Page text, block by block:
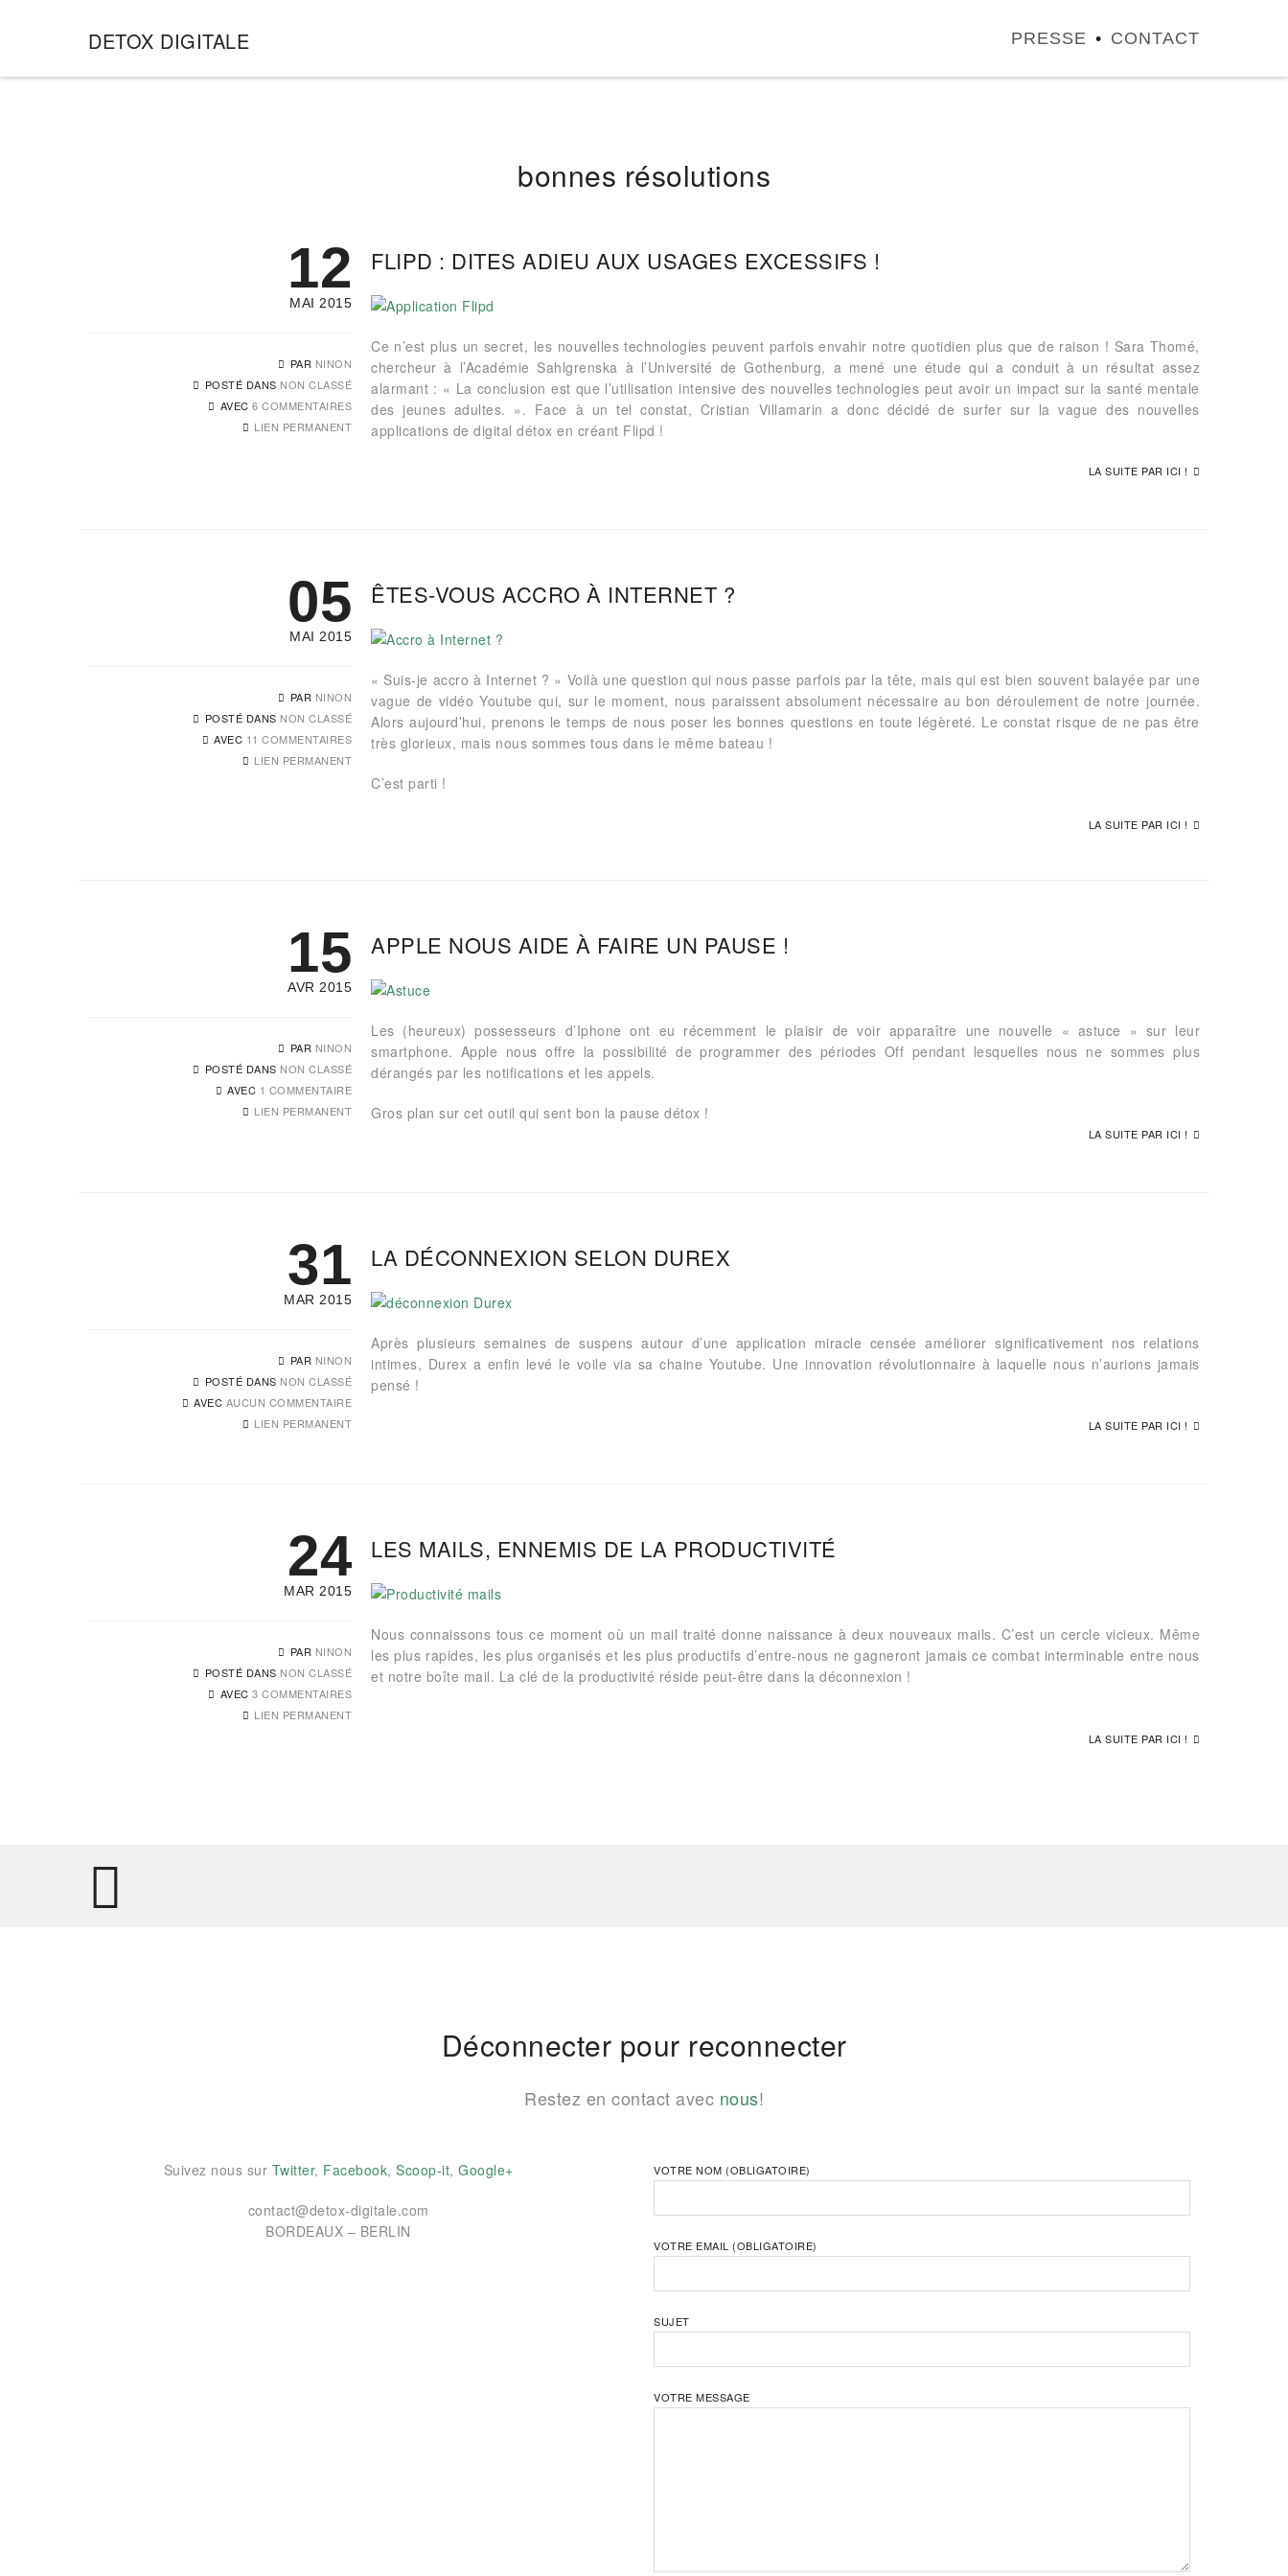
DETOX DIGITALE PRESSE CONTACT
bonnes résolutions
12
MAI 2015
PAR NINON
POSTÉ DANS NON CLASSÉ
AVEC 6 COMMENTAIRES
LIEN PERMANENT
FLIPD : DITES ADIEU AUX USAGES EXCESSIFS !
Ce n’est plus un secret, les nouvelles technologies peuvent parfois envahir notre quotidien plus que de raison ! Sara Thomé,
chercheur à l’Académie Sahlgrenska à l’Université de Gothenburg, a mené une étude qui a conduit à un résultat assez
alarmant : « La conclusion est que l’utilisation intensive des nouvelles technologies peut avoir un impact sur la santé mentale
des jeunes adultes. ». Face à un tel constat, Cristian Villamarin a donc décidé de surfer sur la vague des nouvelles
applications de digital détox en créant Flipd !
LA SUITE PAR ICI !
05
MAI 2015
PAR NINON
POSTÉ DANS NON CLASSÉ
AVEC 11 COMMENTAIRES
LIEN PERMANENT
ÊTES-VOUS ACCRO À INTERNET ?
« Suis-je accro à Internet ? » Voilà une question qui nous passe parfois par la tête, mais qui est bien souvent balayée par une
vague de vidéo Youtube qui, sur le moment, nous paraissent absolument nécessaire au bon déroulement de notre journée.
Alors aujourd’hui, prenons le temps de nous poser les bonnes questions en toute légèreté. Le constat risque de ne pas être
très glorieux, mais nous sommes tous dans le même bateau !
C’est parti !
LA SUITE PAR ICI !
15
AVR 2015
PAR NINON
POSTÉ DANS NON CLASSÉ
AVEC 1 COMMENTAIRE
LIEN PERMANENT
APPLE NOUS AIDE À FAIRE UN PAUSE !
Les (heureux) possesseurs d’Iphone ont eu récemment le plaisir de voir apparaître une nouvelle « astuce » sur leur
smartphone. Apple nous offre la possibilité de programmer des périodes Off pendant lesquelles nous ne sommes plus
dérangés par les notifications et les appels.
Gros plan sur cet outil qui sent bon la pause détox !
LA SUITE PAR ICI !
31
MAR 2015
PAR NINON
POSTÉ DANS NON CLASSÉ
AVEC AUCUN COMMENTAIRE
LIEN PERMANENT
LA DÉCONNEXION SELON DUREX
Après plusieurs semaines de suspens autour d’une application miracle censée améliorer significativement nos relations
intimes, Durex a enfin levé le voile via sa chaine Youtube. Une innovation révolutionnaire à laquelle nous n’aurions jamais
pensé !
LA SUITE PAR ICI !
24
MAR 2015
PAR NINON
POSTÉ DANS NON CLASSÉ
AVEC 3 COMMENTAIRES
LIEN PERMANENT
LES MAILS, ENNEMIS DE LA PRODUCTIVITÉ
Nous connaissons tous ce moment où un mail traité donne naissance à deux nouveaux mails. C’est un cercle vicieux. Même
les plus rapides, les plus organisés et les plus productifs d’entre-nous ne gagneront jamais ce combat interminable entre nous
et notre boîte mail. La clé de la productivité réside peut-être dans la déconnexion !
LA SUITE PAR ICI !
Déconnecter pour reconnecter
Restez en contact avec nous!
Suivez nous sur Twitter, Facebook, Scoop-it, Google+
contact@detox-digitale.com
BORDEAUX – BERLIN
VOTRE NOM (OBLIGATOIRE)
VOTRE EMAIL (OBLIGATOIRE)
SUJET
VOTRE MESSAGE